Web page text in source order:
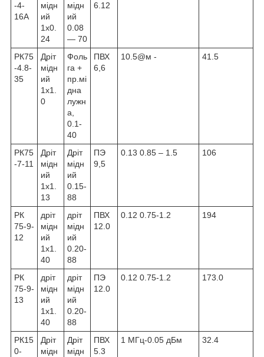
-4-
16А
мідн
ий
1х0.
24
мідн
ий
0.08
— 70
6.12
РК75
-4.8-
35
Дріт
мідн
ий
1х1.
0
Фоль
га +
пр.мі
дна
лужн
а,
0.1-
40
ПВХ
6,6
10.5@м - 41.5
РК75
-7-11
Дріт
мідн
ий
1х1.
13
Дріт
мідн
ий
0.15-
88
ПЭ
9,5
0.13 0.85 – 1.5 106
РК
75-9-
12
дріт
мідн
ий
1х1.
40
дріт
мідн
ий
0.20-
88
ПВХ
12.0
0.12 0.75-1.2 194
РК
75-9-
13
дріт
мідн
ий
1х1.
40
дріт
мідн
ий
0.20-
88
ПЭ
12.0
0.12 0.75-1.2 173.0
РК15
0-
Дріт
мідн
Дріт
мідн
ПВХ
5.3
1 МГц-0.05 дБм 32.4